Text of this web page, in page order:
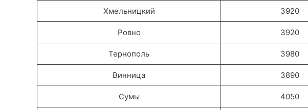
Хмельницкий 3920
Ровно 3920
Тернополь 3980
Винница 3890
Сумы 4050